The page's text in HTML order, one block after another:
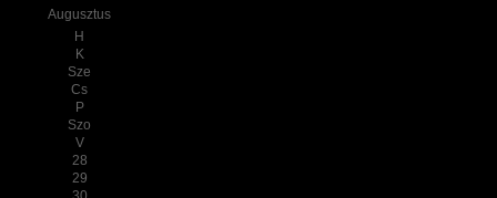
Augusztus
H
K
Sze
Cs
P
Szo
V
28
29